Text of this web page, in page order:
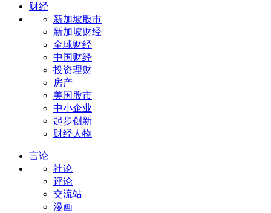
财经
新加坡股市
新加坡财经
全球财经
中国财经
投资理财
房产
美国股市
中小企业
起步创新
财经人物
言论
社论
评论
交流站
漫画